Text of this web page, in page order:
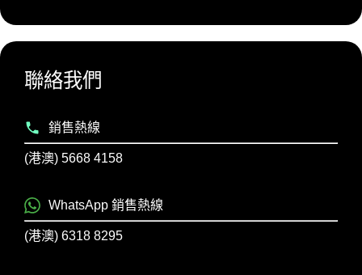
聯絡我們
銷售熱線
(港澳) 5668 4158
WhatsApp 銷售熱線
(港澳) 6318 8295